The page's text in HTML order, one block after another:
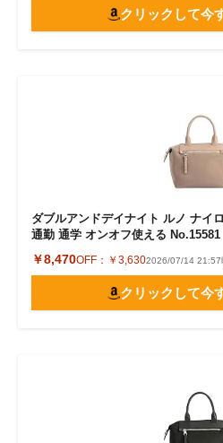
クリックして今
ダブルアンドデイナイト ルノ ナイ
通勤 通学 オンオフ使える No.15581
￥8,470OFF： ￥3,6302026/07/14 21:57
クリックして今